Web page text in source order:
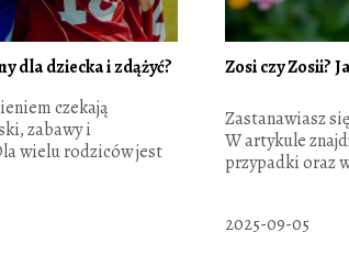
dla dziecka i zdążyć?
czekają
zabawy i
wielu rodziców jest
Zosi czy Zosii?
Zastanawiasz
W artykule
przypadki oraz
2025-09-05